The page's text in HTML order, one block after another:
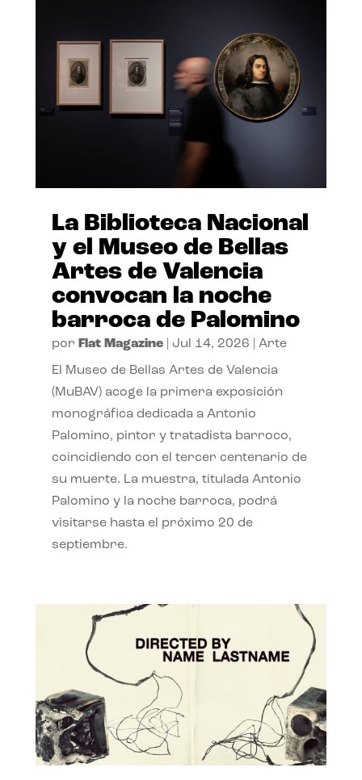
La Biblioteca Nacional
y el Museo de Bellas
Artes de Valencia
convocan la noche
barroca de Palomino
por Flat Magazine| Jul 14, 2026 Arte
El Museo de Bellas Artes de Valencia
(MuBAV) acoge la primera exposición
monográfica dedicada a Antonio
Palomino, pintor y tratadista barroco,
coincidiendo con el tercer centenario de
su muerte. La muestra, titulada Antonio
Palomino y la noche barroca, podrá
visitarse hasta el próximo 20 de
septiembre.